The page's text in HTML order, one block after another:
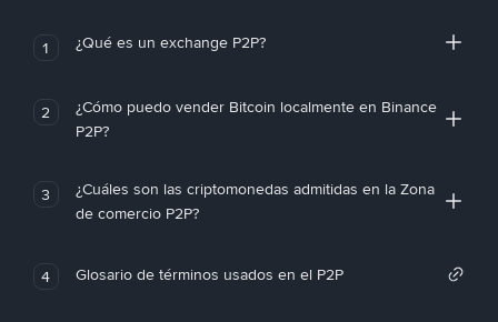
1 ¿Qué es un exchange P2P?
2
¿Cómo puedo vender Bitcoin localmente en Binance
P2P?
3
¿Cuáles son las criptomonedas admitidas en la Zona
de comercio P2P?
4 Glosario de términos usados en el P2P